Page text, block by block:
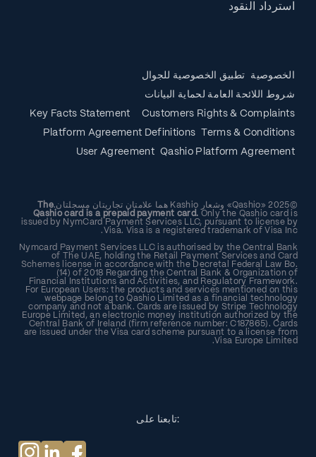
استرداد النقود
الخصوصية
تطبيق الخصوصية للجوال
شروط اللائحة العامة لحماية البيانات
Customers Rights & Complaints
Key Facts Statement
Terms & Conditions
Platform Agreement Definitions
Qashio Platform Agreement
User Agreement
©2025 «Qashio» وشعار Kashio هما علامتان تجاريتان مسجلتان.
The
Qashio card is a prepaid payment card. Only the Qashio card is
issued by NymCard Payment Services LLC, pursuant to license by
Visa. Visa is a registered trademark of Visa Inc.
Nymcard Payment Services LLC is authorised by the Central Bank
of The UAE, holding the Retail Payment Services and Card
Schemes license in accordance with the Decretal Federal Law Bo.
(14) of 2018 Regarding the Central Bank & Organization of
Financial Institutions and Activities, and Regulatory Framework.
For European Users: the products and services mentioned on this
webpage belong to Qashio Limited as a financial technology
company and not a bank. Cards are issued by Stripe Technology
Europe Limited, an electronic money institution authorized by the
Central Bank of Ireland (firm reference number: C187865). Cards
are issued under the Visa card scheme pursuant to a license from
Visa Europe Limited.
تابعنا على: